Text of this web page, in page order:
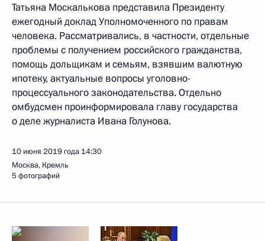
Татьяна Москалькова представила Президенту
ежегодный доклад Уполномоченного по правам
человека. Рассматривались, в частности, отдельные
проблемы с получением российского гражданства,
помощь дольщикам и семьям, взявшим валютную
ипотеку, актуальные вопросы уголовно-
процессуального законодательства. Отдельно
омбудсмен проинформировала главу государства
о деле журналиста Ивана Голунова.
10 июня 2019 года 14:30
Москва, Кремль
5 фотографий